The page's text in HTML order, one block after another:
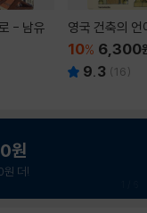
- 남유
영국 건축의 언
10% 6,300
9.3 (16)
원
더!